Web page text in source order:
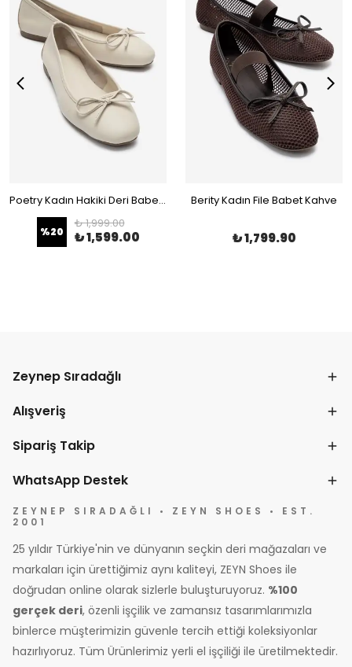
Poetry Kadın Hakiki Deri Babet Bej
%20
₺ 1,999.00
₺ 1,599.00
Berity Kadın File Babet Kahve
₺ 1,799.90
Zeynep Sıradağlı
Alışveriş
Sipariş Takip
WhatsApp Destek
ZEYNEP SIRADAĞLI • ZEYN SHOES • EST.
2001
25 yıldır Türkiye'nin ve dünyanın seçkin deri mağazaları ve
markaları için ürettiğimiz aynı kaliteyi, ZEYN Shoes ile
doğrudan online olarak sizlerle buluşturuyoruz. %100
gerçek deri, özenli işçilik ve zamansız tasarımlarımızla
binlerce müşterimizin güvenle tercih ettiği koleksiyonlar
hazırlıyoruz. Tüm Ürünlerimiz yerli el işçiliği ile üretilmektedir.